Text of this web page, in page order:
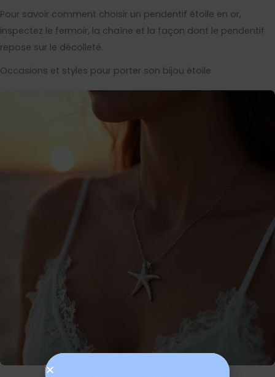
Pour savoir comment choisir un pendentif étoile en or,
inspectez le fermoir, la chaîne et la façon dont le pendentif
repose sur le décolleté.
Occasions et styles pour porter son bijou étoile